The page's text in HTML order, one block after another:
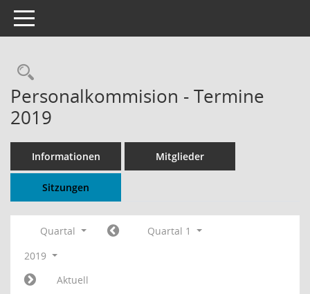
Toggle navigation
Rechercheauswahl
Personalkommision - Termine
2019
Informationen Mitglieder
Sitzungen
Quartal
Quartal 1
2019
Aktuell